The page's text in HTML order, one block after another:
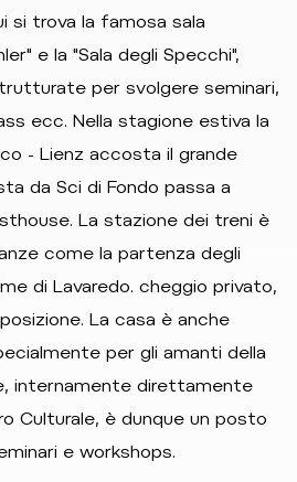
si trova la famosa sala
e la "Sala degli Specchi",
per svolgere seminari,
ecc. Nella stagione estiva la
- Lienz accosta il grande
da Sci di Fondo passa a
La stazione dei treni è
come la partenza degli
di Lavaredo. cheggio privato,
La casa è anche
per gli amanti della
internamente direttamente
Culturale, è dunque un posto
e workshops.